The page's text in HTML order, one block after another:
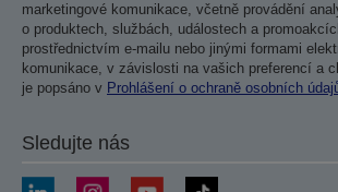
marketingové komunikace, včetně provádění
o produktech, službách, událostech a
prostřednictvím e-mailu nebo jinými formami
komunikace, v závislosti na vašich preferencí a
je popsáno v Prohlášení o ochraně osobních
Sledujte nás